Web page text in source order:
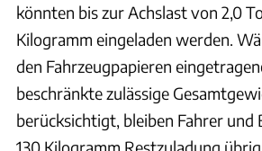
könnten bis zur Achslast von 2,0
Kilogramm eingeladen werden.
den Fahrzeugpapieren
beschränkte zulässige
berücksichtigt, bleiben Fahrer und
130 Kilogramm Restzuladung übrig.